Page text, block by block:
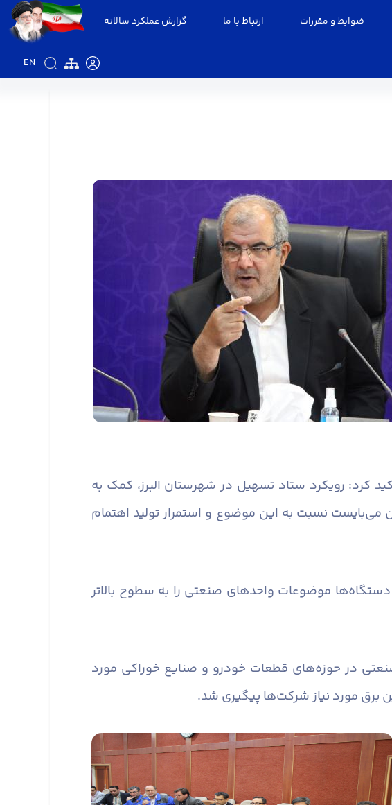
ضوابط و مقررات ارتباط با ما گزارش عملکرد سالانه
EN
کرد: رویکرد ستاد تسهیل در شهرستان البرز، کمک به
نسبت به این موضوع و استمرار تولید اهتمام
موضوعات واحدهای صنعتی را به سطوح بالاتر
در حوزه‌های قطعات خودرو و صنایع خوراکی مورد
برق مورد نیاز شرکت‌ها پیگیری شد.